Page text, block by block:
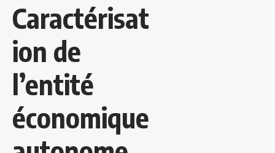
Caractérisat
ion de
l’entité
économique